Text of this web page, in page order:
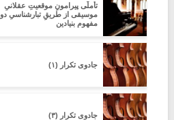
تأملّی پیرامونِ موقعیتِ عقلانیِ
موسیقی از طریقِ تبارشناسیِ دو
مفهومِ بنیادین
جادوی تکرار (۱)
جادوی تکرار (۳)